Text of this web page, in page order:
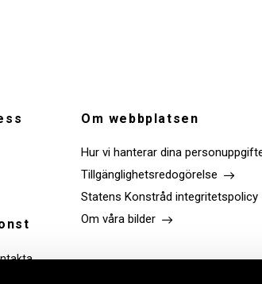
Om webbplatsen
Hur vi hanterar dina
Tillgänglighetsredogörelse
Statens Konstråd integritetspolicy
Om våra bilder